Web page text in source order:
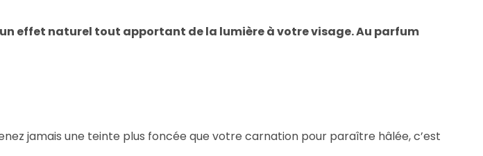
effet naturel tout apportant de la lumière à votre visage. Au parfum
jamais une teinte plus foncée que votre carnation pour paraître hâlée, c’est